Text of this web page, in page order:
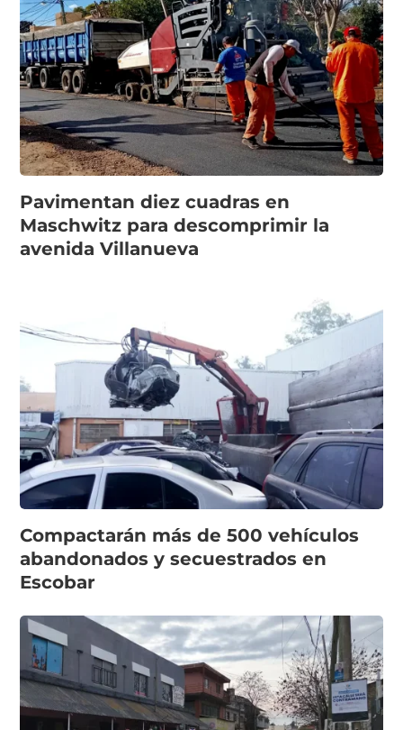
Pavimentan diez cuadras en
Maschwitz para descomprimir la
avenida Villanueva
Compactarán más de 500 vehículos
abandonados y secuestrados en
Escobar